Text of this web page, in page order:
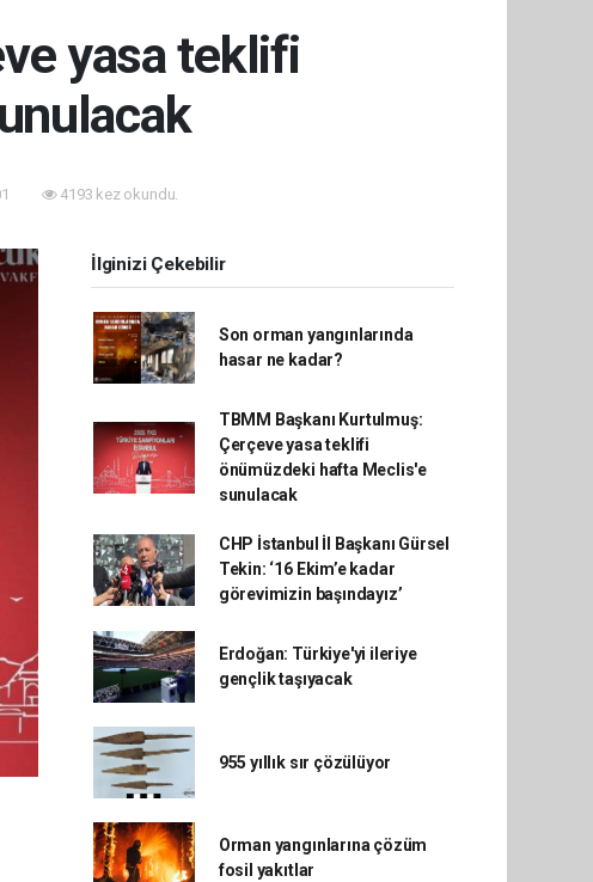
yasa teklifi
4193 kez okundu.
İlginizi Çekebilir
Son orman yangınlarında
hasar ne kadar?
TBMM Başkanı Kurtulmuş:
Çerçeve yasa teklifi
önümüzdeki hafta Meclis'e
sunulacak
CHP İstanbul İl Başkanı Gürsel
Tekin: ‘16 Ekim’e kadar
görevimizin başındayız’
Erdoğan: Türkiye'yi ileriye
gençlik taşıyacak
955 yıllık sır çözülüyor
Orman yangınlarına çözüm
fosil yakıtlar